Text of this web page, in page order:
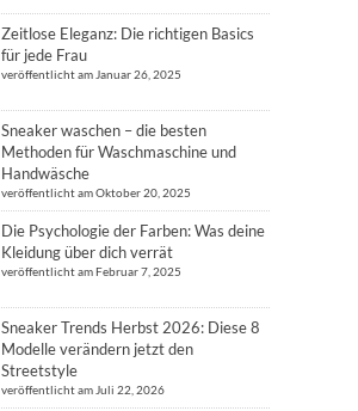
Zeitlose Eleganz: Die richtigen Basics
für jede Frau
veröffentlicht am Januar 26, 2025
Sneaker waschen – die besten
Methoden für Waschmaschine und
Handwäsche
veröffentlicht am Oktober 20, 2025
Die Psychologie der Farben: Was deine
Kleidung über dich verrät
veröffentlicht am Februar 7, 2025
Sneaker Trends Herbst 2026: Diese 8
Modelle verändern jetzt den
Streetstyle
veröffentlicht am Juli 22, 2026